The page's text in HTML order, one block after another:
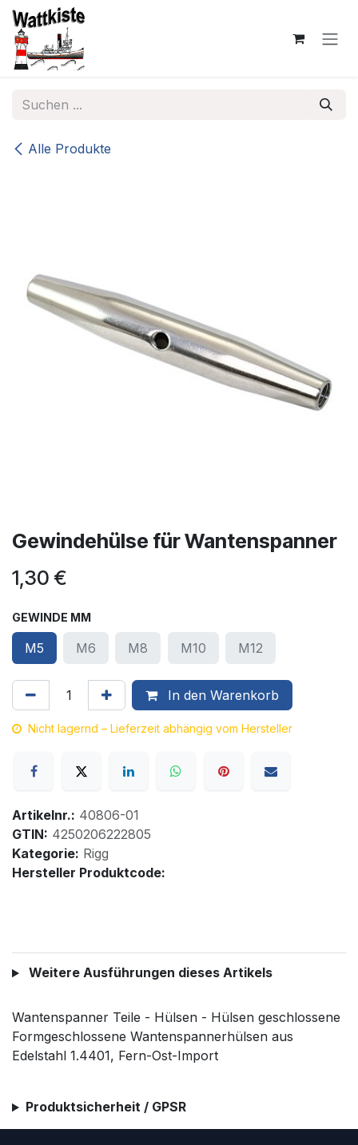
Zum Inhalt springen
Alle Produkte
Gewindehülse für Wantenspanner
1,30 €
GEWINDE MM
M5 M6 M8 M10 M12
In den Warenkorb
Nicht lagernd – Lieferzeit abhängig vom Hersteller
Artikelnr.: 40806-01
GTIN: 4250206222805
Kategorie: Rigg
Hersteller Produktcode:
Weitere Ausführungen dieses Artikels
Wantenspanner Teile - Hülsen - Hülsen geschlossene
Formgeschlossene Wantenspannerhülsen aus
Edelstahl 1.4401, Fern-Ost-Import
Produktsicherheit / GPSR